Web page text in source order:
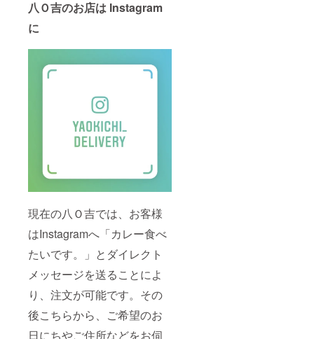
八Ｏ吉のお店は Instagram
に
現在の八Ｏ吉では、お客様
はInstagramへ「カレー食べ
たいです。」とダイレクト
メッセージを送ることによ
り、注文が可能です。その
後こちらから、ご希望のお
日にちやご住所などをお伺